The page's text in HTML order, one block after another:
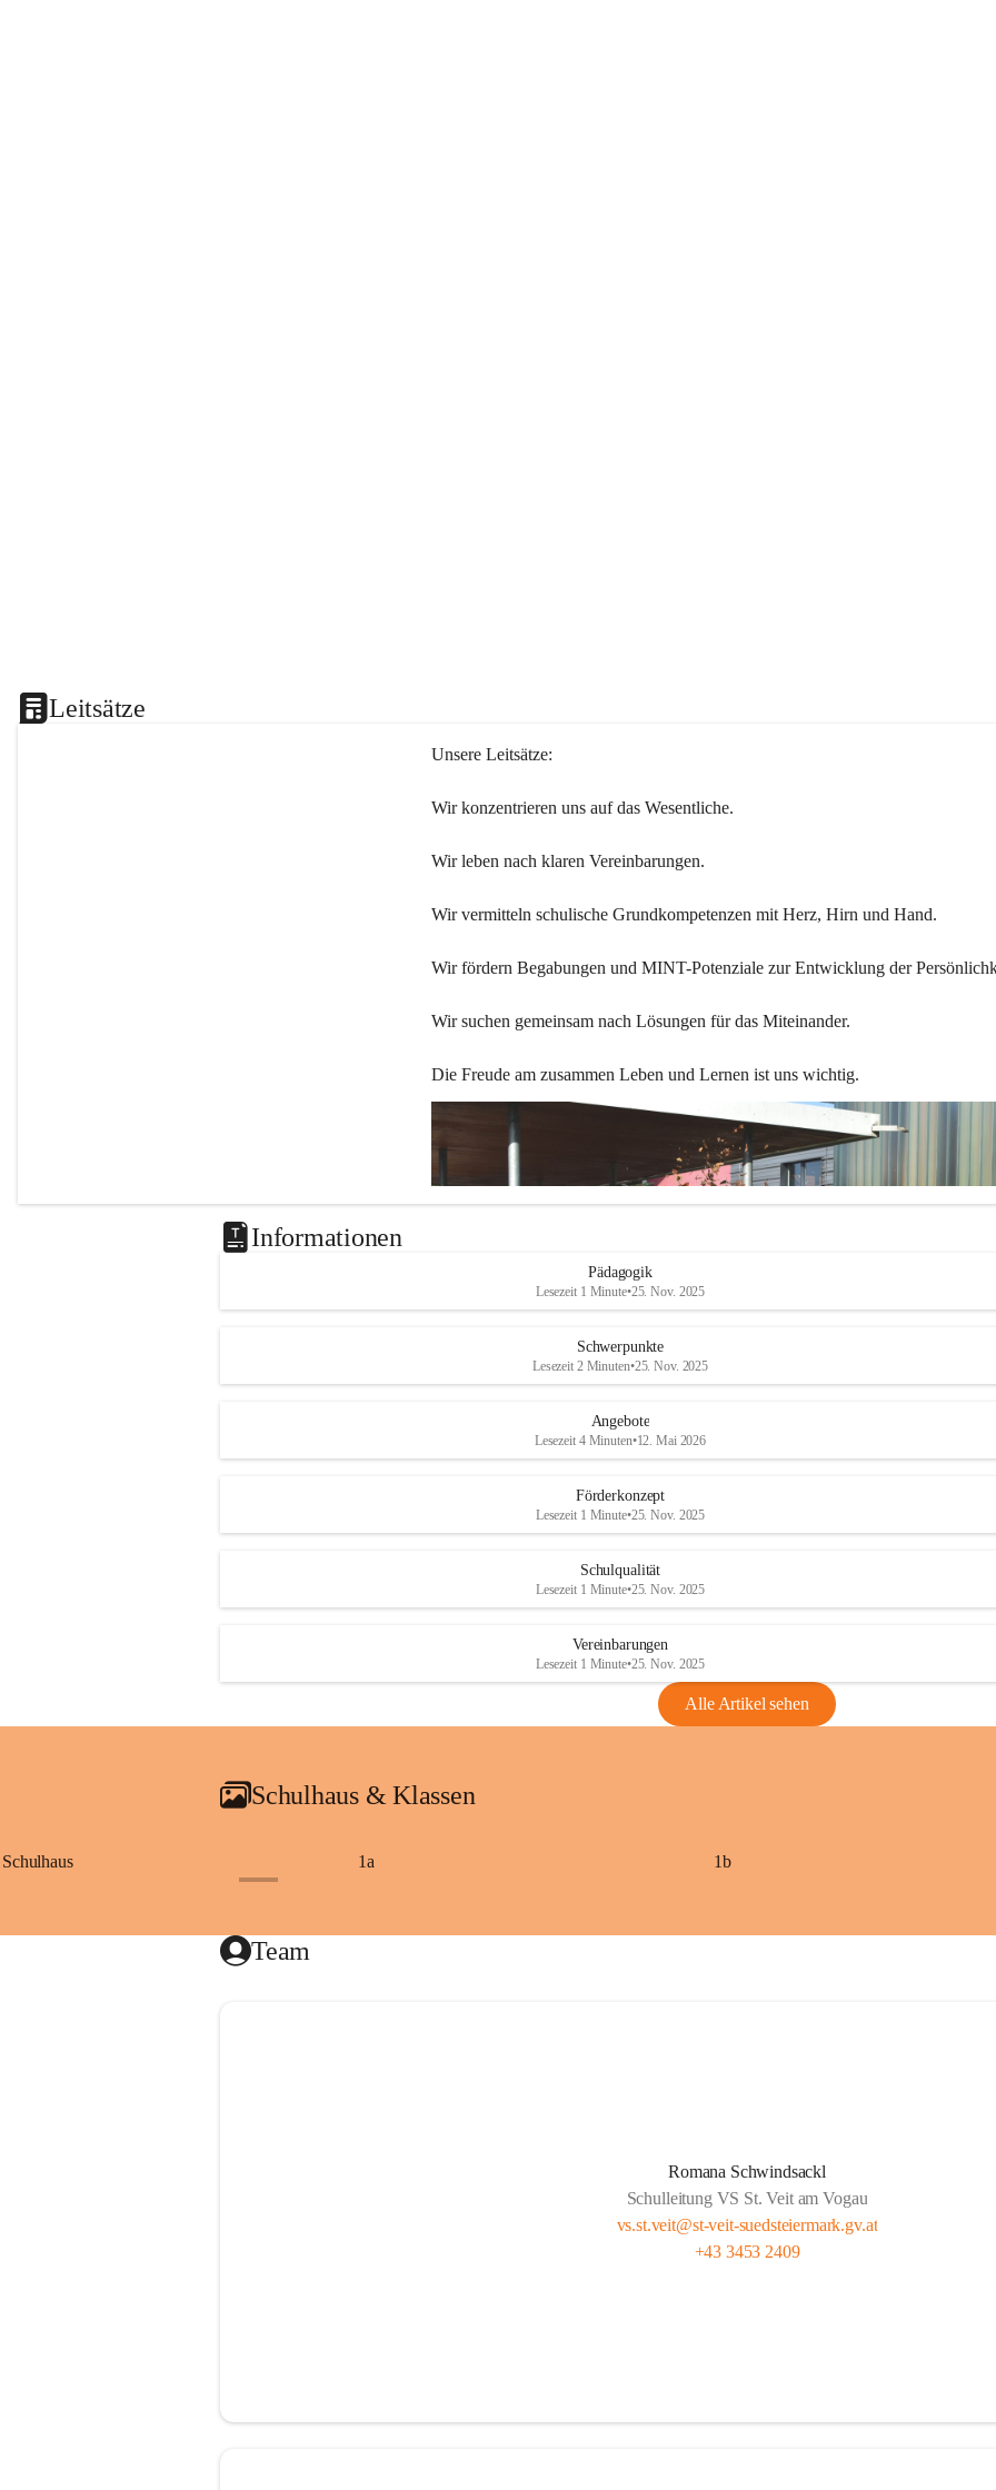
Leitsätze
Unsere Leitsätze:
Wir konzentrieren uns auf das Wesentliche.
Wir leben nach klaren Vereinbarungen.
Wir vermitteln schulische Grundkompetenzen mit Herz, Hirn und Hand.
Wir fördern Begabungen und MINT-Potenziale zur Entwicklung der
Wir suchen gemeinsam nach Lösungen für das Miteinander.
Die Freude am zusammen Leben und Lernen ist uns wichtig.
Informationen
Pädagogik
Lesezeit 1 Minute•25. Nov. 2025
Schwerpunkte
Lesezeit 2 Minuten•25. Nov. 2025
Angebote
Lesezeit 4 Minuten•12. Mai 2026
Förderkonzept
Lesezeit 1 Minute•25. Nov. 2025
Schulqualität
Lesezeit 1 Minute•25. Nov. 2025
Vereinbarungen
Lesezeit 1 Minute•25. Nov. 2025
Alle Artikel sehen
Schulhaus & Klassen
Schulhaus 1a 1b
Team
Romana Schwindsackl
Schulleitung VS St. Veit am Vogau
vs.st.veit@st-veit-suedsteiermark.gv.at
+43 3453 2409